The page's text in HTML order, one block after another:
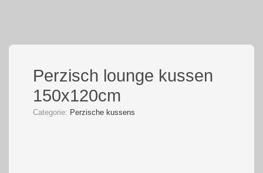
Perzisch lounge kussen
150x120cm
Categorie: Perzische kussens